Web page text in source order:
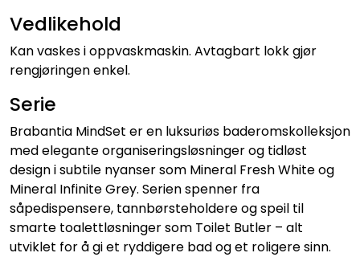
Vedlikehold
Kan vaskes i oppvaskmaskin. Avtagbart lokk gjør
rengjøringen enkel.
Serie
Brabantia MindSet er en luksuriøs baderomskolleksjon
med elegante organiseringsløsninger og tidløst
design i subtile nyanser som Mineral Fresh White og
Mineral Infinite Grey. Serien spenner fra
såpedispensere, tannbørsteholdere og speil til
smarte toalettløsninger som Toilet Butler – alt
utviklet for å gi et ryddigere bad og et roligere sinn.